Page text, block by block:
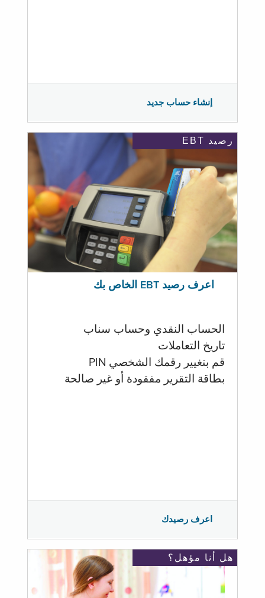
إنشاء حساب جديد
رصيد EBT
اعرف رصيد EBT الخاص بك
الحساب النقدي وحساب سناب
تاريخ التعاملات
قم بتغيير رقمك الشخصي PIN
بطاقة التقرير مفقودة أو غير صالحة
اعرف رصيدك
هل أنا مؤهل؟